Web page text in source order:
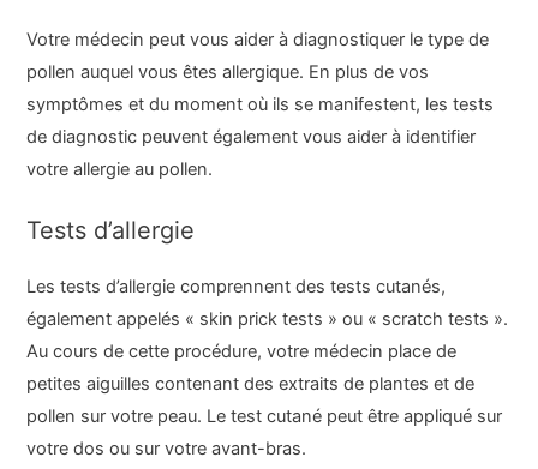
Votre médecin peut vous aider à diagnostiquer le type de
pollen auquel vous êtes allergique. En plus de vos
symptômes et du moment où ils se manifestent, les tests
de diagnostic peuvent également vous aider à identifier
votre allergie au pollen.
Tests d’allergie
Les tests d’allergie comprennent des tests cutanés,
également appelés « skin prick tests » ou « scratch tests ».
Au cours de cette procédure, votre médecin place de
petites aiguilles contenant des extraits de plantes et de
pollen sur votre peau. Le test cutané peut être appliqué sur
votre dos ou sur votre avant-bras.